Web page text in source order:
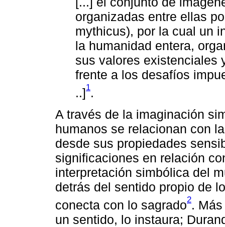
organizadas entre ellas
mythicus), por la cual un
la humanidad entera,
sus valores existenciales
frente a los desafíos
..]1.
A través de la imaginación
humanos se relacionan con
desde sus propiedades
significaciones en relación
interpretación simbólica del
detrás del sentido propio de
conecta con lo sagrado2.
un sentido, lo instaura;